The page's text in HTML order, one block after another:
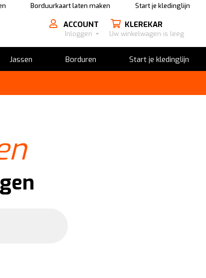
Borduurkaart laten maken Start je kledinglijn
ACCOUNT
Inloggen
KLEREKAR
Uw winkelwagen is leeg
Jassen Borduren Start je kledinglijn